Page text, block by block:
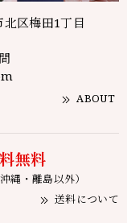
区梅田1丁目
ABOUT
無料
縄・離島以外）
送料について